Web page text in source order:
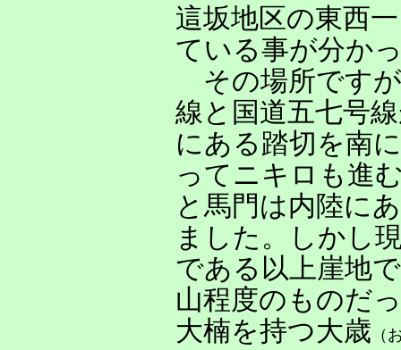
這坂地区の東西
ている事が分か
その場所です
線と国道五七号
にある踏切を南
ってニキロも進
と馬門は内陸に
ました。しかし
である以上崖地
山程度のものだ
大楠を持つ大歳 （